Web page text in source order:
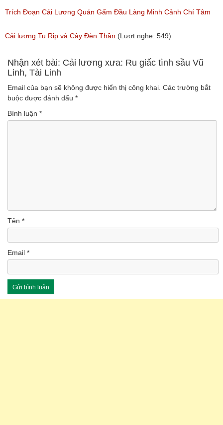
(Lượt nghe: 191)
Minh Vương, Linh Vương, Phương Hồng Thủy
(Lượt nghe: 609)
Trích Đoạn Cải Lương Quán Gấm Đầu Làng Minh Cảnh Chí Tâm
(Lượt nghe: 285)
Cải lương Tu Rip và Cây Đèn Thần (Lượt nghe: 549)
Nhận xét bài: Cải lương xưa: Ru giấc tình sầu Vũ
Linh, Tài Linh
Email của bạn sẽ không được hiển thị công khai. Các trường bắt
buộc được đánh dấu *
Bình luận *
Tên *
Email *